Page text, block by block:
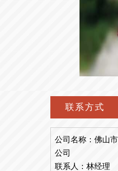
联系方式
公司名称：佛山
公司
联系人：林经理